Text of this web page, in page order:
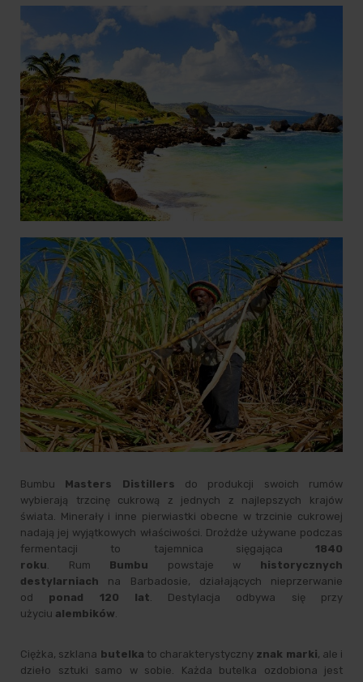
Bumbu Masters Distillers do produkcji swoich rumów
wybierają trzcinę cukrową z jednych z najlepszych krajów
świata. Minerały i inne pierwiastki obecne w trzcinie cukrowej
nadają jej wyjątkowych właściwości. Drożdże używane podczas
fermentacji to tajemnica sięgająca 1840
roku . Rum Bumbu powstaje w historycznych
destylarniach na Barbadosie, działających nieprzerwanie
od ponad 120 lat . Destylacja odbywa się przy
użyciu alembików
Ciężka, szklana butelka to charakterystyczny znak marki, ale i
dzieło sztuki samo w sobie. Każda butelka ozdobiona jest